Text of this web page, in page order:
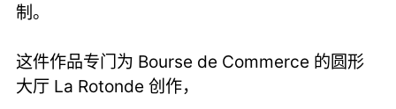
制。
这件作品专门为 Bourse de Commerce 的圆形
大厅 La Rotonde 创作，